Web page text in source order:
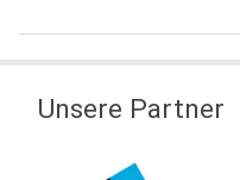
Unsere Partner